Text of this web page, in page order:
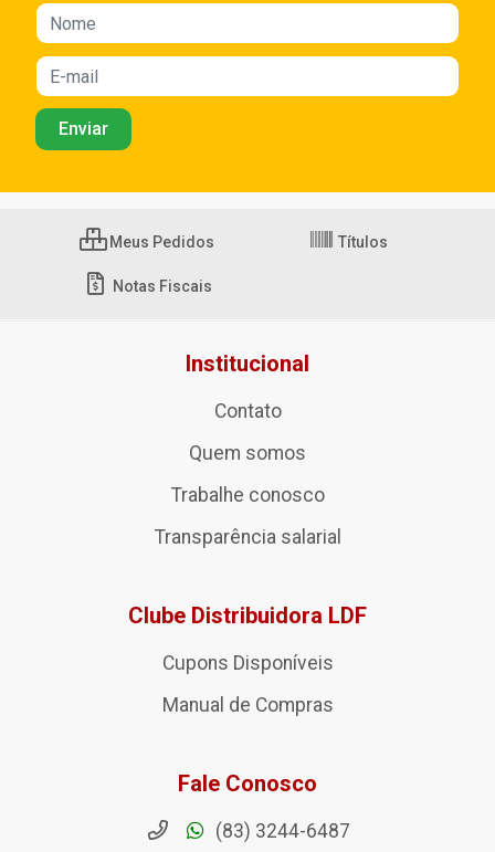
Meus Pedidos Títulos
Notas Fiscais
Institucional
Contato
Quem somos
Trabalhe conosco
Transparência salarial
Clube Distribuidora LDF
Cupons Disponíveis
Manual de Compras
Fale Conosco
(83) 3244-6487